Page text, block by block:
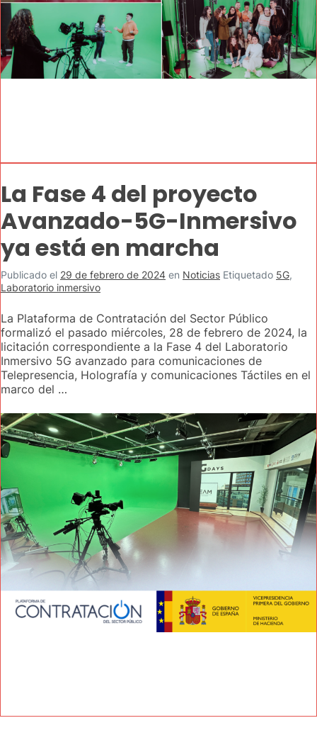
La Fase 4 del proyecto
Avanzado-5G-Inmersivo
ya está en marcha
Publicado el 29 de febrero de 2024 en Noticias Etiquetado 5G,
Laboratorio inmersivo
La Plataforma de Contratación del Sector Público
formalizó el pasado miércoles, 28 de febrero de 2024, la
licitación correspondiente a la Fase 4 del Laboratorio
Inmersivo 5G avanzado para comunicaciones de
Telepresencia, Holografía y comunicaciones Táctiles en el
marco del …